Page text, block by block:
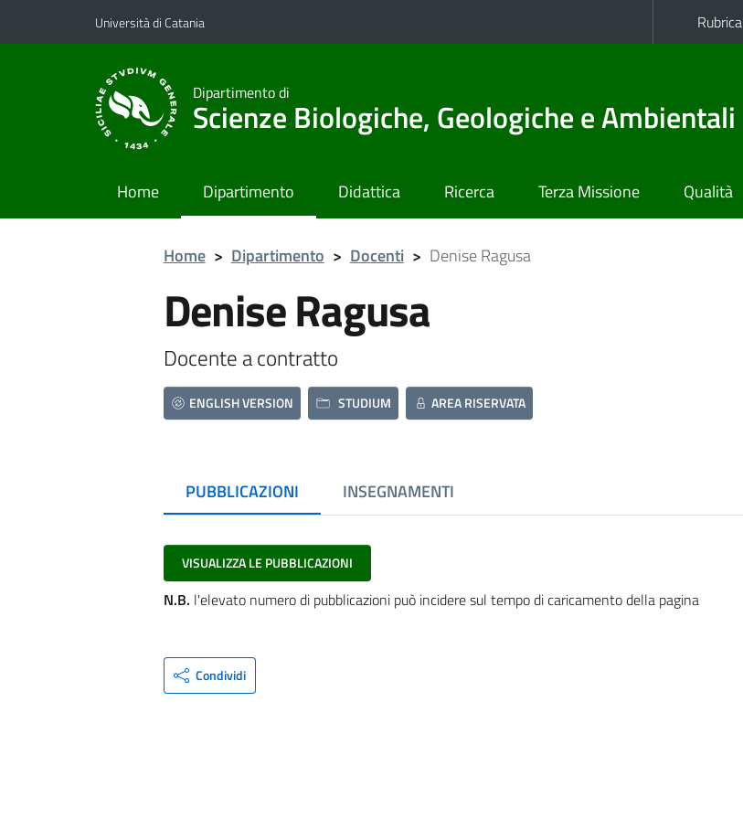
Vai al contenuto principale
Vai al menu di navigazione
Università di Catania Rubrica
Dipartimento di
Scienze Biologiche, Geologiche e Ambientali
Home Dipartimento Didattica Ricerca Terza Missione Qualità
Home > Dipartimento > Docenti > Denise Ragusa
Denise Ragusa
Docente a contratto
ENGLISH VERSION STUDIUM AREA RISERVATA
PUBBLICAZIONI INSEGNAMENTI
VISUALIZZA LE PUBBLICAZIONI
N.B. l'elevato numero di pubblicazioni può incidere sul tempo di caricamento della pagina
Condividi